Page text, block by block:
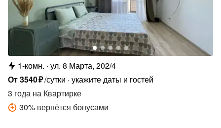
1-комн. ул. 8 Марта, 202/4
От3540₽/сутки укажите даты и гостей
3 года на Квартирке
30% вернётся бонусами